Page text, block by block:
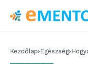
Kezdőlap Egészség